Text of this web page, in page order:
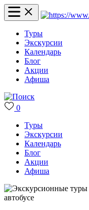
Туры
Экскурсии
Календарь
Блог
Акции
Афиша
0
Туры
Экскурсии
Календарь
Блог
Акции
Афиша